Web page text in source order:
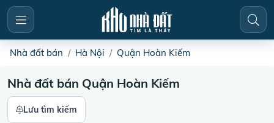
Nhà đất bán Hà Nội Quận Hoàn Kiếm
Nhà đất bán Quận Hoàn Kiếm
Lưu tìm kiếm